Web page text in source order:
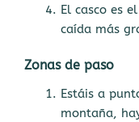
El casco es
caída más
Zonas de paso
Estáis a
montaña,